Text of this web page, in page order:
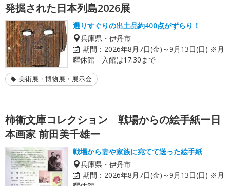
発掘された日本列島2026展
選りすぐりの出土品約400点がずらり！
兵庫県・伊丹市
期間： 2026年8月7日(金)～9月13日(日) ※月
曜休館 入館は17:30まで
美術展・博物展・展示会
柿衞文庫コレクション 戦場からの絵手紙ー日
本画家 前田美千雄ー
戦場から妻や家族に宛てて送った絵手紙
兵庫県・伊丹市
期間： 2026年8月7日(金)～9月13日(日) ※月